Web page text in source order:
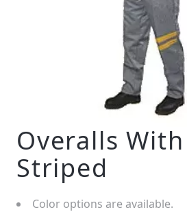
Overalls
Striped
Color options are available.